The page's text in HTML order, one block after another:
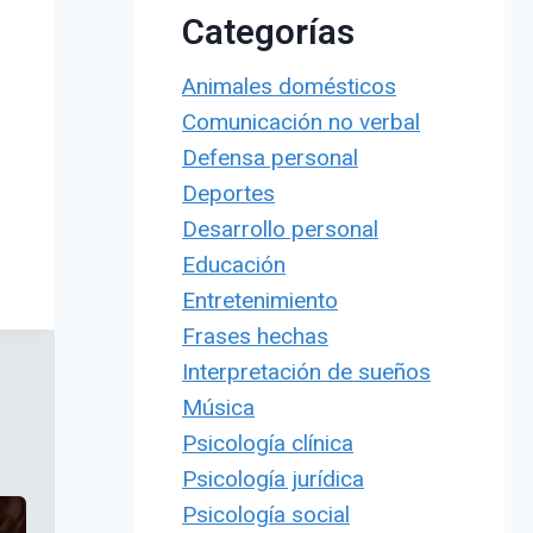
Categorías
Animales domésticos
Comunicación no verbal
Defensa personal
Deportes
Desarrollo personal
Educación
Entretenimiento
Frases hechas
Interpretación de sueños
Música
Psicología clínica
Psicología jurídica
Psicología social